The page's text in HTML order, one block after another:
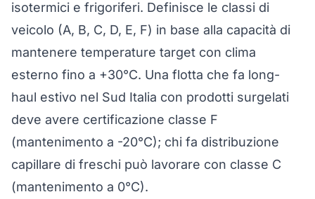
isotermici e frigoriferi. Definisce le classi di
veicolo (A, B, C, D, E, F) in base alla capacità di
mantenere temperature target con clima
esterno fino a +30°C. Una flotta che fa long-
haul estivo nel Sud Italia con prodotti surgelati
deve avere certificazione classe F
(mantenimento a -20°C); chi fa distribuzione
capillare di freschi può lavorare con classe C
(mantenimento a 0°C).